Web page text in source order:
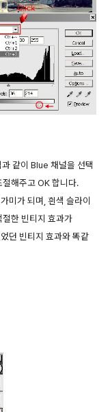
같이 Blue 채널을 선택
해주고 OK 합니다.
미가 되며, 흰색 슬라이
한 빈티지 효과가
던 빈티지 효과와 똑같